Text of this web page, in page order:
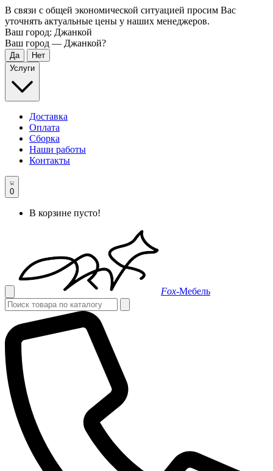
В связи с общей экономической ситуацией просим Вас
уточнять актуальные цены у наших менеджеров.
Ваш город: Джанкой
Ваш город — Джанкой?
Услуги
Доставка
Оплата
Сборка
Наши работы
Контакты
0
В корзине пусто!
Fox-Мебель